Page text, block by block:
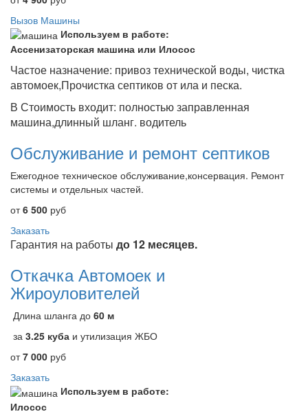
Вызов Машины
Используем в работе:
Ассенизаторская машина или Илосос
Частое назначение: привоз технической воды, чистка
автомоек,Прочистка септиков от ила и песка.
В Стоимость входит: полностью заправленная
машина,длинный шланг. водитель
Обслуживание и ремонт септиков
Ежегодное техническое обслуживание,консервация. Ремонт
системы и отдельных частей.
от6 500 руб
Заказать
Гарантия на работы до 12 месяцев.
Откачка Автомоек и
Жироуловителей
Длина шланга до 60 м
за 3.25 куба и утилизация ЖБО
от7 000 руб
Заказать
Используем в работе:
Илосос